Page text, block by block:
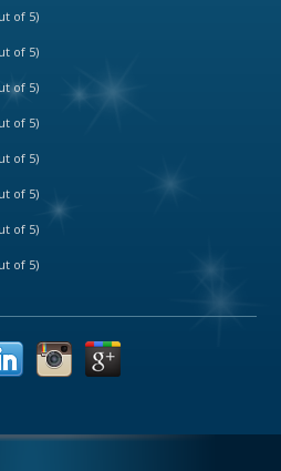
of 5)
of 5)
of 5)
of 5)
of 5)
of 5)
of 5)
of 5)